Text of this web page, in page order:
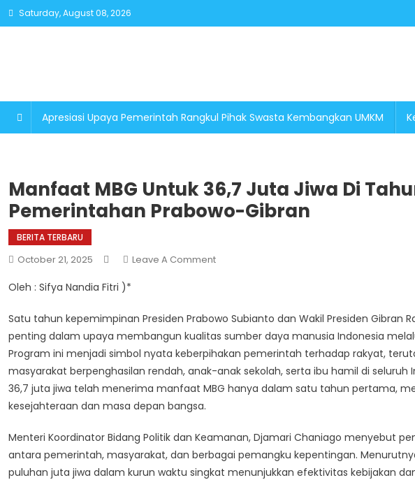
Skip
to
Saturday, August 08, 2026
Apresiasi Upaya Pemerintah Rangkul Pihak Swasta Kembangkan UMKM
Manfaat MBG Untuk 36,7 Juta Jiwa Di
Pemerintahan Prabowo-Gibran
BERITA TERBARU
October 21, 2025 Leave A CommentOn
36,7
Juta
Jiwa
Di
Tahun
Prabowo-
Gibran
Oleh : Sifya Nandia Fitri )*
Satu tahun kepemimpinan Presiden Prabowo Subianto dan Wakil Presiden Gibran
penting dalam upaya membangun kualitas sumber daya manusia Indonesia
Program ini menjadi simbol nyata keberpihakan pemerintah terhadap rakyat,
masyarakat berpenghasilan rendah, anak-anak sekolah, serta ibu hamil di seluruh
36,7 juta jiwa telah menerima manfaat MBG hanya dalam satu tahun pertama,
kesejahteraan dan masa depan bangsa.
Menteri Koordinator Bidang Politik dan Keamanan, Djamari Chaniago menyebut
antara pemerintah, masyarakat, dan berbagai pemangku kepentingan.
puluhan juta jiwa dalam kurun waktu singkat menunjukkan efektivitas kebijakan